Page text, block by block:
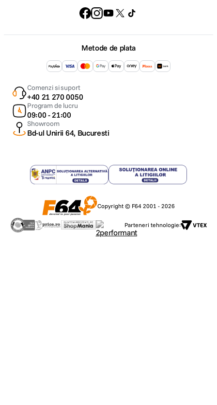
Metode de plata
Comenzi si suport
+40 21 270 0050
Program de lucru
09:00 - 21:00
Showroom
Bd-ul Unirii 64, Bucuresti
Copyright © F64 2001 - 2026
Parteneri tehnologie: